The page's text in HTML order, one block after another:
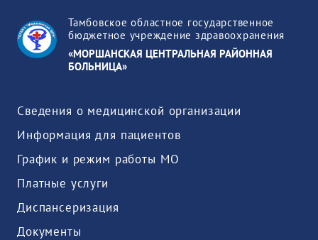
Тамбовское областное государственное
бюджетное учреждение здравоохранения
«МОРШАНСКАЯ ЦЕНТРАЛЬНАЯ РАЙОННАЯ
БОЛЬНИЦА»
Сведения о медицинской организации
Информация для пациентов
График и режим работы МО
Платные услуги
Диспансеризация
Документы